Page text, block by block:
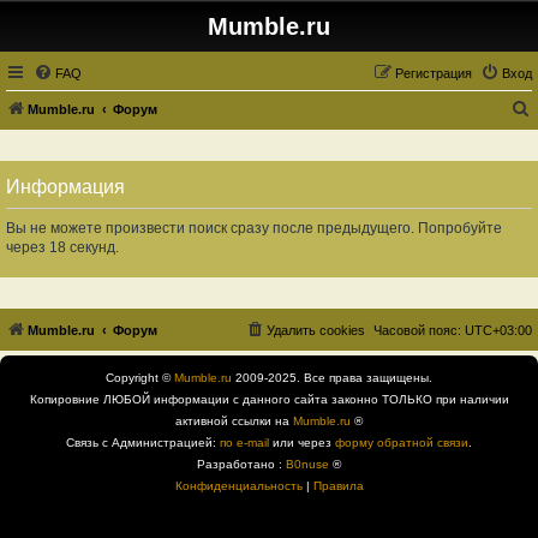
Mumble.ru
FAQ Вход
Регистрация
Mumble.ru Форум
и
Информация
Вы не можете произвести поиск сразу после предыдущего. Попробуйте
через 18 секунд.
Mumble.ru Форум Часовой пояс: UTC+03:00
Удалить cookies
Copyright ©Mumble.ru 2009-2025. Все права защищены.
Копировние ЛЮБОЙ информации с данного сайта законно ТОЛЬКО при наличии
активной ссылки на Mumble.ru ®
Связь с Администрацией: по e-mail или через форму обратной связи
Разработано : B0nuse ®
Конфиденциальность| Правила